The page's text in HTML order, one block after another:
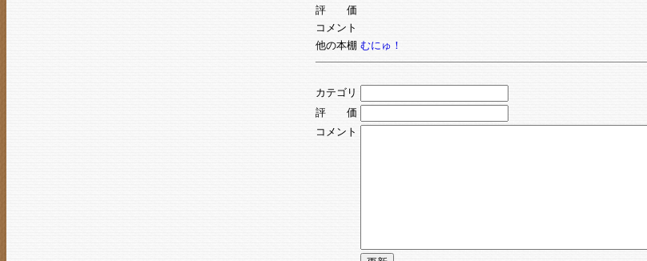
評 価
コメント
他の本棚 むにゅ！
カテゴリ
評 価
コメント